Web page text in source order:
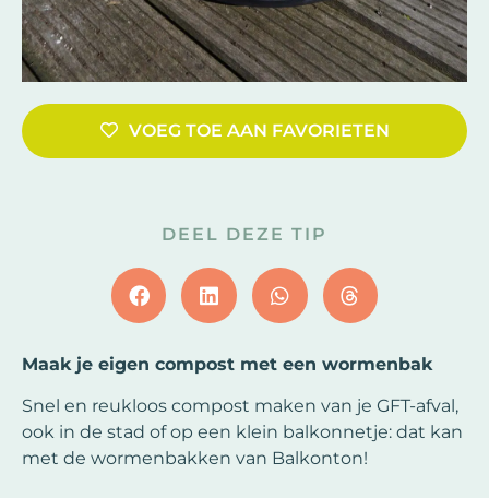
Maak je eigen compost met een wormenbak
Snel en reukloos compost maken van je GFT-afval,
ook in de stad of op een klein balkonnetje: dat kan
met de wormenbakken van Balkonton!
VOEG TOE AAN FAVORIETEN
DEEL DEZE TIP